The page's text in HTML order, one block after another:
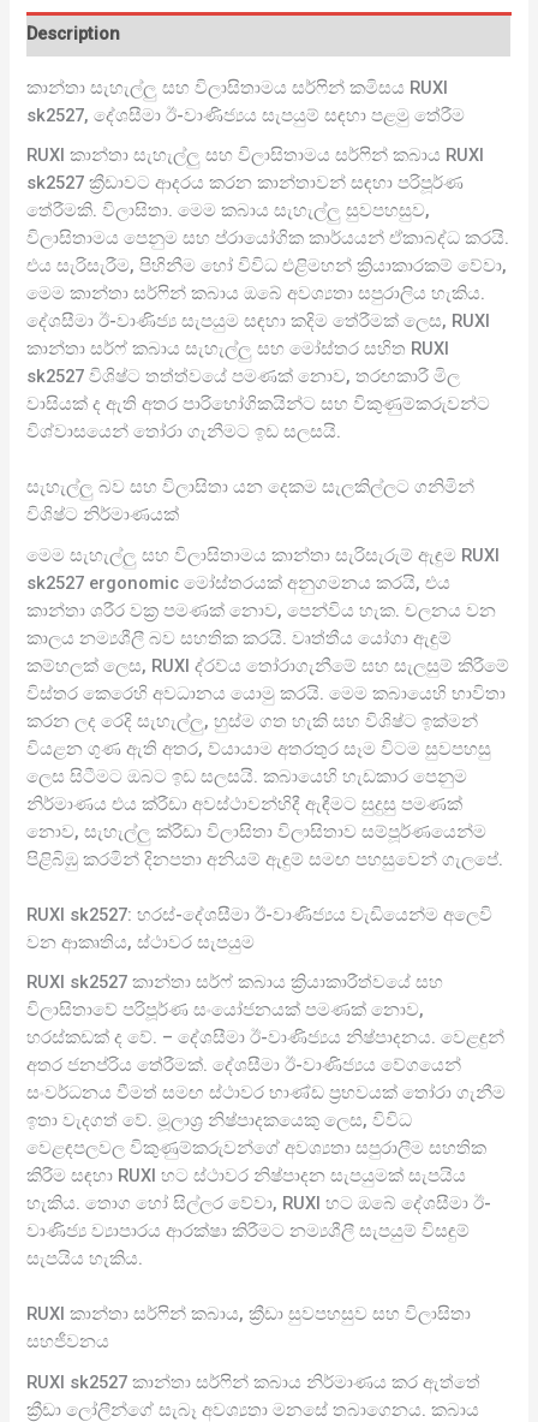
Description
කාන්තා සැහැල්ලු සහ විලාසිතාමය සර්ෆින් කමිසය RUXI
sk2527, දේශසීමා ඊ-වාණිජ්‍යය සැපයුම් සඳහා පළමු තේරීම
RUXI කාන්තා සැහැල්ලු සහ විලාසිතාමය සර්ෆින් කබාය RUXI
sk2527 ක්‍රීඩාවට ආදරය කරන කාන්තාවන් සඳහා පරිපූර්ණ
තේරීමකි. විලාසිතා. මෙම කබාය සැහැල්ලු සුවපහසුව,
විලාසිතාමය පෙනුම සහ ප්රායෝගික කාර්යයන් ඒකාබද්ධ කරයි.
එය සැරිසැරීම, පිහිනීම හෝ විවිධ එළිමහන් ක්‍රියාකාරකම් වේවා,
මෙම කාන්තා සර්ෆින් කබාය ඔබේ අවශ්‍යතා සපුරාලිය හැකිය.
දේශසීමා ඊ-වාණිජ්‍ය සැපයුම සඳහා කදිම තේරීමක් ලෙස, RUXI
කාන්තා සර්ෆ් කබාය සැහැල්ලු සහ මෝස්තර සහිත RUXI
sk2527 විශිෂ්ට තත්ත්වයේ පමණක් නොව, තරඟකාරී මිල
වාසියක් ද ඇති අතර පාරිභෝගිකයින්ට සහ විකුණුම්කරුවන්ට
විශ්වාසයෙන් තෝරා ගැනීමට ඉඩ සලසයි.
සැහැල්ලු බව සහ විලාසිතා යන දෙකම සැලකිල්ලට ගනිමින්
විශිෂ්ට නිර්මාණයක්
මෙම සැහැල්ලු සහ විලාසිතාමය කාන්තා සැරිසැරුම් ඇඳුම RUXI
sk2527 ergonomic මෝස්තරයක් අනුගමනය කරයි, එය
කාන්තා ශරීර වක්‍ර පමණක් නොව, පෙන්විය හැක. චලනය වන
කාලය නම්‍යශීලී බව සහතික කරයි. වෘත්තීය යෝගා ඇඳුම්
කම්හලක් ලෙස, RUXI ද්රව්ය තෝරාගැනීමේ සහ සැලසුම් කිරීමේ
විස්තර කෙරෙහි අවධානය යොමු කරයි. මෙම කබායෙහි භාවිතා
කරන ලද රෙදි සැහැල්ලු, හුස්ම ගත හැකි සහ විශිෂ්ට ඉක්මන්
වියළන ගුණ ඇති අතර, ව්යායාම අතරතුර සෑම විටම සුවපහසු
ලෙස සිටීමට ඔබට ඉඩ සලසයි. කබායෙහි හැඩකාර පෙනුම
නිර්මාණය එය ක්රීඩා අවස්ථාවන්හිදී ඇඳීමට සුදුසු පමණක්
නොව, සැහැල්ලු ක්රීඩා විලාසිතා විලාසිතාව සම්පූර්ණයෙන්ම
පිළිබිඹු කරමින් දිනපතා අනියම් ඇඳුම් සමඟ පහසුවෙන් ගැලපේ.
RUXI sk2527: හරස්-දේශසීමා ඊ-වාණිජ්‍යය වැඩියෙන්ම අලෙවි
වන ආකෘතිය, ස්ථාවර සැපයුම
RUXI sk2527 කාන්තා සර්ෆ් කබාය ක්‍රියාකාරීත්වයේ සහ
විලාසිතාවේ පරිපූර්ණ සංයෝජනයක් පමණක් නොව,
හරස්කඩක් ද වේ. – දේශසීමා ඊ-වාණිජ්‍යය නිෂ්පාදනය. වෙළඳුන්
අතර ජනප්රිය තේරීමක්. දේශසීමා ඊ-වාණිජ්‍යය වේගයෙන්
සංවර්ධනය වීමත් සමඟ ස්ථාවර භාණ්ඩ ප්‍රභවයක් තෝරා ගැනීම
ඉතා වැදගත් වේ. මූලාශ්‍ර නිෂ්පාදකයෙකු ලෙස, විවිධ
වෙළඳපලවල විකුණුම්කරුවන්ගේ අවශ්‍යතා සපුරාලීම සහතික
කිරීම සඳහා RUXI හට ස්ථාවර නිෂ්පාදන සැපයුමක් සැපයිය
හැකිය. තොග හෝ සිල්ලර වේවා, RUXI හට ඔබේ දේශසීමා ඊ-
වාණිජ්‍ය ව්‍යාපාරය ආරක්ෂා කිරීමට නම්‍යශීලී සැපයුම් විසඳුම්
සැපයිය හැකිය.
RUXI කාන්තා සර්ෆින් කබාය, ක්‍රීඩා සුවපහසුව සහ විලාසිතා
සහජීවනය
RUXI sk2527 කාන්තා සර්ෆින් කබාය නිර්මාණය කර ඇත්තේ
ක්‍රීඩා ලෝලීන්ගේ සැබෑ අවශ්‍යතා මනසේ තබාගෙනය. කබාය